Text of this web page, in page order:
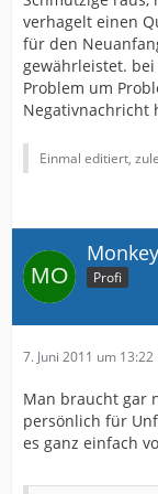
verhagelt einen
für den
gewährleistet.
Problem um
Negativnachricht
Einmal editiert,
Profi
7. Juni 2011 um 13:22
Man braucht gar
persönlich für
es ganz einfach